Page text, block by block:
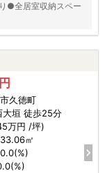
●全居室収納スペー
久徳町
大垣 徒歩25分
万円 /坪)
㎡